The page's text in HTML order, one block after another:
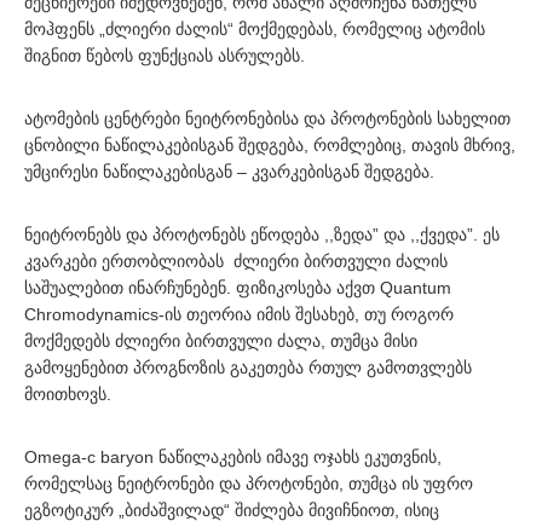
მოჰფენს „ძლიერი ძალის“ მოქმედებას, რომელიც ატომის
შიგნით წებოს ფუნქციას ასრულებს.
ატომების ცენტრები ნეიტრონებისა და პროტონების სახელით
ცნობილი ნაწილაკებისგან შედგება, რომლებიც, თავის მხრივ,
უმცირესი ნაწილაკებისგან – კვარკებისგან შედგება.
ნეიტრონებს და პროტონებს ეწოდება ,,ზედა” და ,,ქვედა”. ეს
კვარკები ერთობლიობას ძლიერი ბირთვული ძალის
საშუალებით ინარჩუნებენ. ფიზიკოსება აქვთ Quantum
Chromodynamics-ის თეორია იმის შესახებ, თუ როგორ
მოქმედებს ძლიერი ბირთვული ძალა, თუმცა მისი
გამოყენებით პროგნოზის გაკეთება რთულ გამოთვლებს
მოითხოვს.
Omega-c baryon ნაწილაკების იმავე ოჯახს ეკუთვნის,
რომელსაც ნეიტრონები და პროტონები, თუმცა ის უფრო
ეგზოტიკურ „ბიძაშვილად“ შიძლება მივიჩნიოთ, ისიც